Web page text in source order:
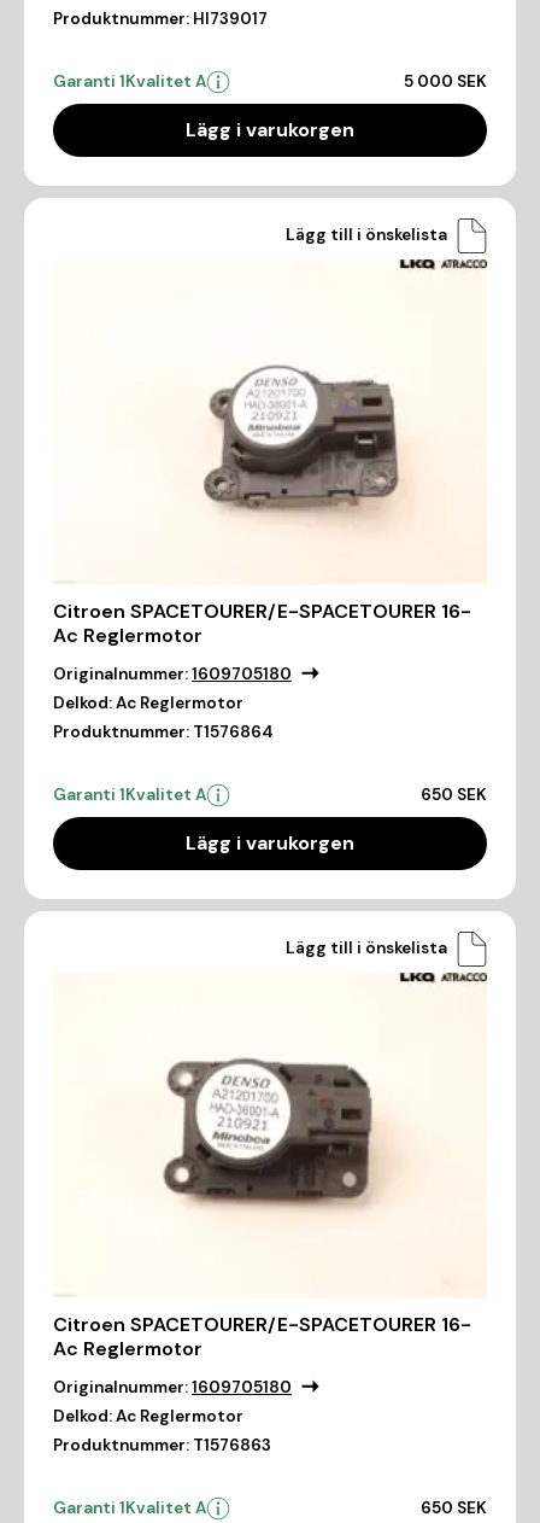
Produktnummer: HI739017
Garanti 1Kvalitet A 5 000 SEK
Lägg i varukorgen
Lägg till i önskelista
Citroen SPACETOURER/E-SPACETOURER 16-
Ac Reglermotor
Originalnummer:1609705180
Delkod:Ac Reglermotor
Produktnummer: T1576864
Garanti 1Kvalitet A 650 SEK
Lägg i varukorgen
Lägg till i önskelista
Citroen SPACETOURER/E-SPACETOURER 16-
Ac Reglermotor
Originalnummer:1609705180
Delkod:Ac Reglermotor
Produktnummer: T1576863
Garanti 1Kvalitet A 650 SEK